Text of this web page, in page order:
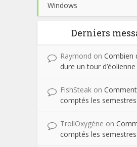
Windows
Derniers
Raymond on Combien
dure un tour d’éolienne
FishSteak on
comptés les semestres
TrollOxygène on
comptés les semestres